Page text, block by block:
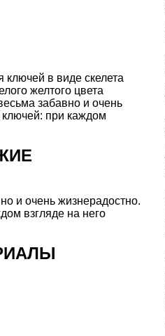
ключей в виде скелета
желтого цвета
забавно и очень
при каждом
и очень жизнерадостно.
взгляде на него